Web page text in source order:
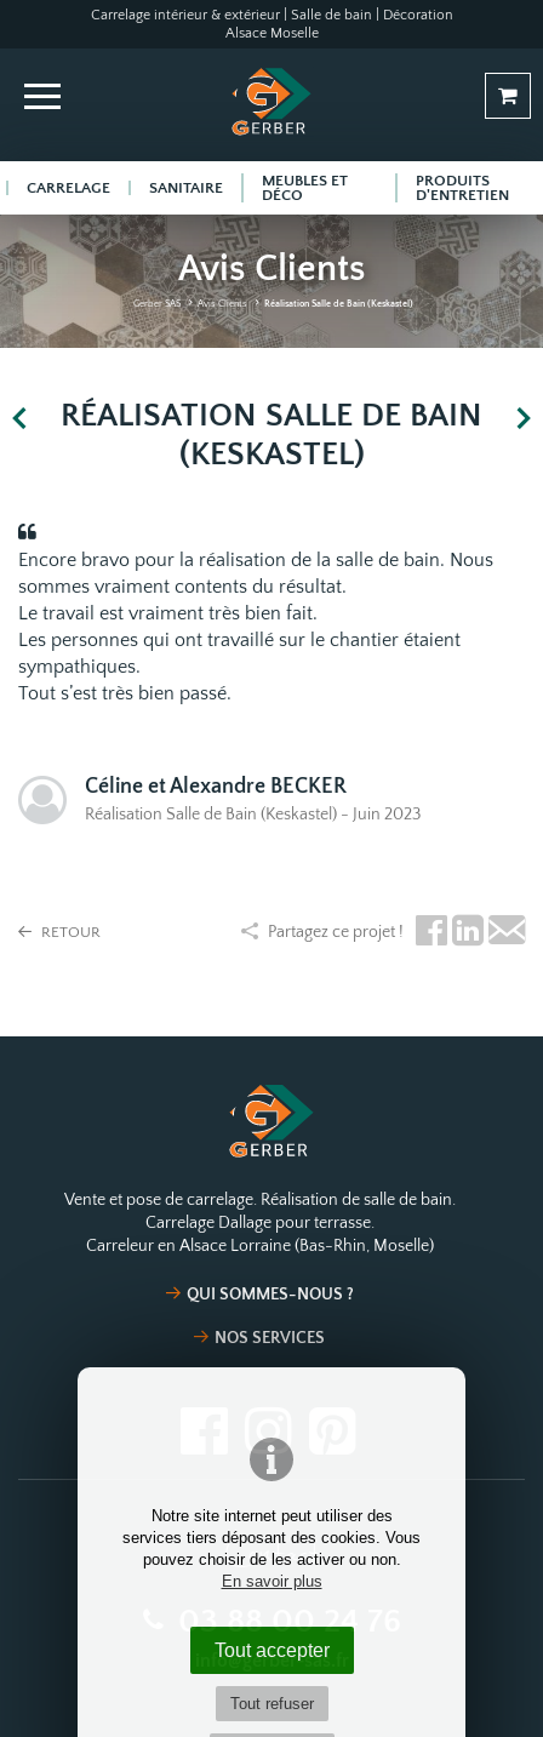
Notre site internet peut utiliser des
services tiers déposant des cookies. Vous
pouvez choisir de les activer ou non.
En savoir plus
Tout accepter
Tout refuser
Carrelage intérieur & extérieur | Salle de bain | Décoration
Alsace Moselle
CARRELAGE SANITAIRE
MEUBLES ET
DÉCO
PRODUITS
D'ENTRETIEN
Avis Clients
Gerber SAS Avis Clients Réalisation Salle de Bain (Keskastel)
RÉALISATION SALLE DE BAIN
(KESKASTEL)
Encore bravo pour la réalisation de la salle de bain. Nous
sommes vraiment contents du résultat.
Le travail est vraiment très bien fait.
Les personnes qui ont travaillé sur le chantier étaient
sympathiques.
Tout s’est très bien passé.
Céline et Alexandre BECKER
Réalisation Salle de Bain (Keskastel) - Juin 2023
RETOUR Partagez ce projet !
Vente et pose de carrelage. Réalisation de salle de bain.
Carrelage Dallage pour terrasse.
Carreleur en Alsace Lorraine (Bas-Rhin, Moselle)
QUI SOMMES-NOUS ?
NOS SERVICES
Contact
03 88 00 24 76
info@gerber-sas.fr